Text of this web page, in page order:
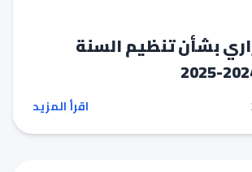
بشأن تنظيم السنة
اقرأ المزيد